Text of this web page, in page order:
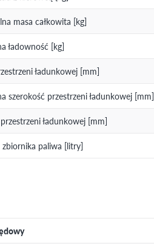
masa całkowita [kg]
ładowność [kg]
ładunkowej [mm]
szerokość przestrzeni ładunkowej [mm]
ładunkowej [mm]
zbiornika paliwa [litry]